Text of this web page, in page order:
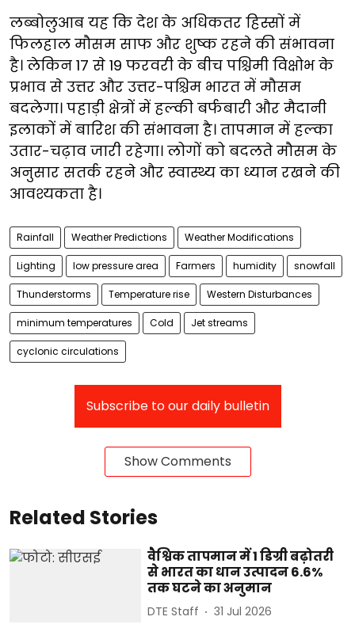
लब्बोलुआब यह कि देश के अधिकतर हिस्सों में
फिलहाल मौसम साफ और शुष्क रहने की संभावना
है। लेकिन 17 से 19 फरवरी के बीच पश्चिमी विक्षोभ के
प्रभाव से उत्तर और उत्तर-पश्चिम भारत में मौसम
बदलेगा। पहाड़ी क्षेत्रों में हल्की बर्फबारी और मैदानी
इलाकों में बारिश की संभावना है। तापमान में हल्का
उतार-चढ़ाव जारी रहेगा। लोगों को बदलते मौसम के
अनुसार सतर्क रहने और स्वास्थ्य का ध्यान रखने की
आवश्यकता है।
Rainfall Weather Predictions Weather Modifications
Lighting low pressure area Farmers humidity snowfall
Thunderstorms Temperature rise Western Disturbances
minimum temperatures Cold Jet streams
cyclonic circulations
Subscribe to our daily bulletin
Show Comments
Related Stories
वैश्विक तापमान में 1 डिग्री बढ़ोतरी
से भारत का धान उत्पादन 6.6%
तक घटने का अनुमान
DTE Staff 31 Jul 2026